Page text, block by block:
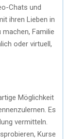
Chats und
ihren Lieben in
Familie
oder virtuell,
Möglichkeit
Es
vermitteln.
Kurse